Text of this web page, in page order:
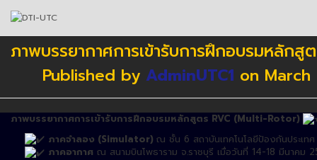
ภาพบรรยากาศการเข้ารับการฝึกอบรมหลัก
Published by AdminUTC1 on March
ภาพบรรยากาศการเข้ารับการฝึกอบรมหลักสูตร RVC (Multi-Rotor)
ภาคจำลอง (Simulator) ณ ชั้น 6 สถาบันเทคโนโลยีป้องกันประเท
ภาคอากาศ ณ สนามบินโพธาราม จ.ราชบุรี เมื่อวันที่ 14-18 มีนาคม